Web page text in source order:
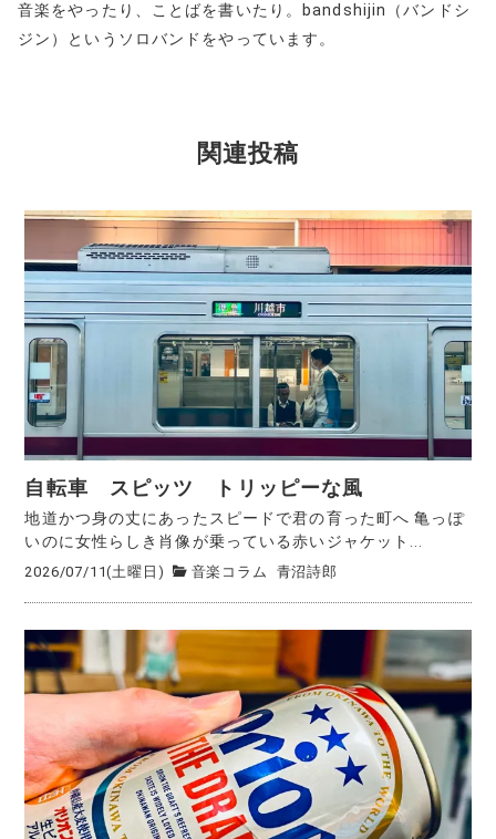
音楽をやったり、ことばを書いたり。bandshijin（バンドシ
ジン）というソロバンドをやっています。
関連投稿
自転車 スピッツ トリッピーな風
地道かつ身の丈にあったスピードで君の育った町へ 亀っぽ
いのに女性らしき肖像が乗っている赤いジャケット...
2026/07/11(土曜日) 音楽コラム 青沼詩郎